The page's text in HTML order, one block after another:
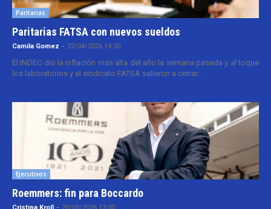
Paritarias
Paritarias FATSA con nuevos sueldos
Camila Gomez - 22/04/2026 14:30
El INDEC dio la inflación más alta del año la semana pasada y al toque
los laboratorios y el sindicato FATSA salieron a cerrar...
Ejecutivos
Roemmers: fin para Boccardo